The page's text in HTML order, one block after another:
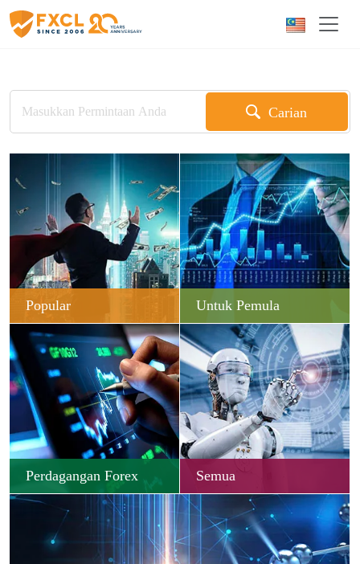
Carian
Popular Untuk Pemula
Perdagangan Forex Semua